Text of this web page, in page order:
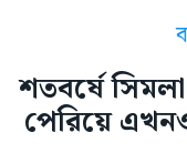
শতবর্ষে
পেরিয়ে